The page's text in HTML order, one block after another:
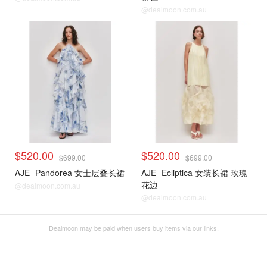
@dealmoon.com.au
$520.00 $699.00
AJE Pandorea 女士层叠长裙
@dealmoon.com.au
$520.00 $699.00
AJE Ecliptica 女装长裙 玫瑰
花边
@dealmoon.com.au
Dealmoon may be paid when users buy items via our links.